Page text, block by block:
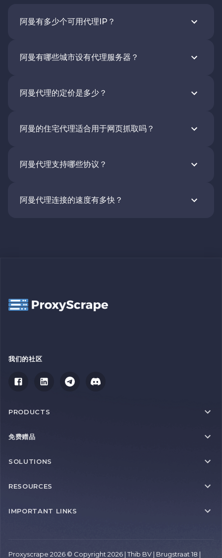
阿曼有多少个可用代理IP？
阿曼有哪些城市设有代理服务器？
阿曼代理的定价是多少？
阿曼的住宅代理适合用于网页抓取吗？
阿曼代理支持哪些协议？
阿曼代理连接的速度有多快？
我们的社区
PRODUCTS
免费赠品
SOLUTIONS
RESOURCES
IMPORTANT LINKS
Proxyscrape 2026 © Copyright 2026 | Thib BV | Brugstraat 18 |